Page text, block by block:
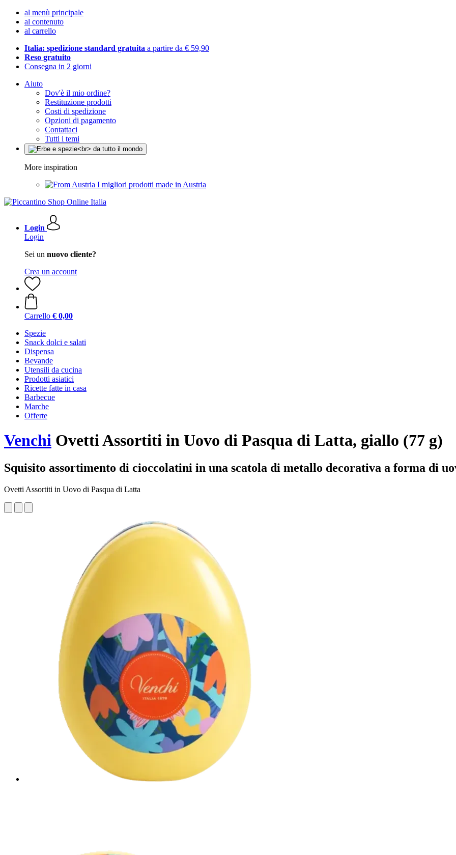
al menù principale
al contenuto
al carrello
Italia: spedizione standard gratuita a partire da € 59,90
Reso gratuito
Consegna in 2 giorni
Aiuto
Dov'è il mio ordine?
Restituzione prodotti
Costi di spedizione
Opzioni di pagamento
Contattaci
Tutti i temi
More inspiration
I migliori prodotti made in Austria
Login
Login
Sei un nuovo cliente?
Crea un account
Carrello € 0,00
Spezie
Snack dolci e salati
Dispensa
Bevande
Utensili da cucina
Prodotti asiatici
Ricette fatte in casa
Barbecue
Marche
Offerte
Venchi Ovetti Assortiti in Uovo di Pasqua di Latta, giallo (77 g)
Squisito assortimento di cioccolatini in una scatola di metallo decorativa a forma di
Ovetti Assortiti in Uovo di Pasqua di Latta